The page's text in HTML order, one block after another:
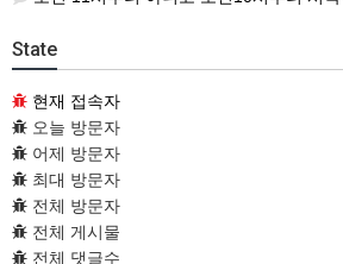
State
현재 접속자
오늘 방문자
어제 방문자
최대 방문자
전체 방문자
전체 게시물
전체 댓글수